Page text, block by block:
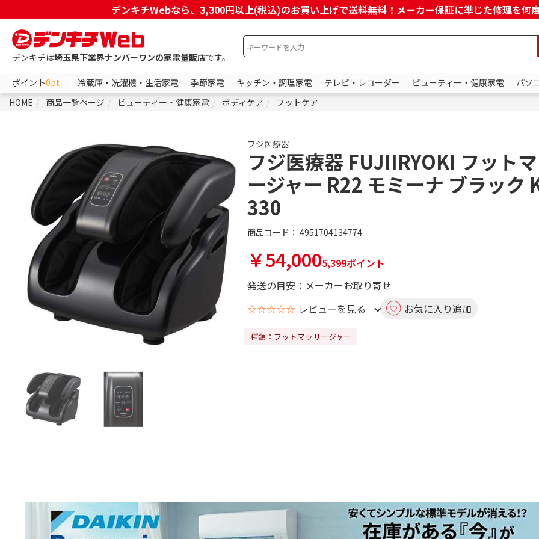
デンキチWebなら、3,300円以上(税込)のお買い上げで送料無料！メーカー保証に準じた修理を何
デンキチは埼玉県下業界ナンバーワンの家電量販店です。
ポイント0pt 冷蔵庫・洗濯機・生活家電 季節家電 キッチン・調理家電 テレビ・レコーダー ビューティー・健康家電 パソ
HOME
商品一覧ページ ビューティー・健康家電 ボディケア フットケア
フジ医療器
フジ医療器 FUJIIRYOKI フット
ージャー R22 モミーナ ブラック
330
商品コード： 4951704134774
￥54,0005,399ポイント
発送の目安：メーカーお取り寄せ
☆☆☆☆☆ レビューを見る お気に入り追加
種類：フットマッサージャー